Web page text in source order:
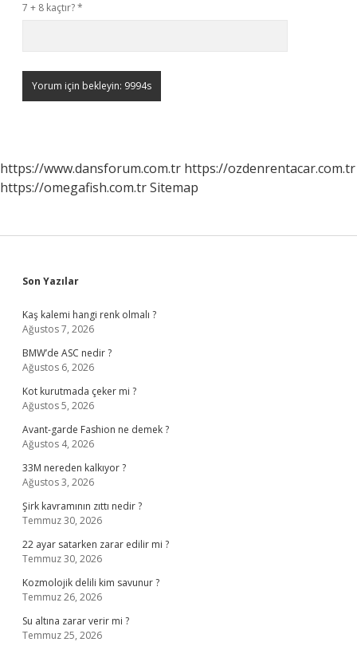
7 + 8 kaçtır?*
https://www.dansforum.com.tr https://ozdenrentacar.com.tr
https://omegafish.com.trSitemap
Sidebar
Son Yazılar
Kaş kalemi hangi renk olmalı ?
Ağustos 7, 2026
BMW’de ASC nedir ?
Ağustos 6, 2026
Kot kurutmada çeker mi ?
Ağustos 5, 2026
Avant-garde Fashion ne demek ?
Ağustos 4, 2026
33M nereden kalkıyor ?
Ağustos 3, 2026
Şirk kavramının zıttı nedir ?
Temmuz 30, 2026
22 ayar satarken zarar edilir mi ?
Temmuz 30, 2026
Kozmolojik delili kim savunur ?
Temmuz 26, 2026
Su altına zarar verir mi ?
Temmuz 25, 2026